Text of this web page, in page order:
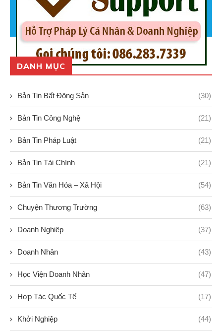
DANH MỤC
Bản Tin Bất Động Sản (30)
Bản Tin Công Nghệ (21)
Bản Tin Pháp Luật (21)
Bản Tin Tài Chính (21)
Bản Tin Văn Hóa – Xã Hội (54)
Chuyện Thương Trường (63)
Doanh Nghiệp (37)
Doanh Nhân (43)
Học Viện Doanh Nhân (47)
Hợp Tác Quốc Tế (17)
Khởi Nghiệp (44)